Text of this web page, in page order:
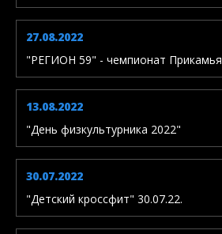
27.08.2022
"РЕГИОН 59" - чемпионат Прикамья
13.08.2022
"День физкультурника 2022"
30.07.2022
"Детский кроссфит" 30.07.22.